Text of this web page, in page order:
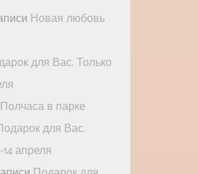
Новая любовь
для Вас. Только
Полчаса в парке
для Вас.
апреля